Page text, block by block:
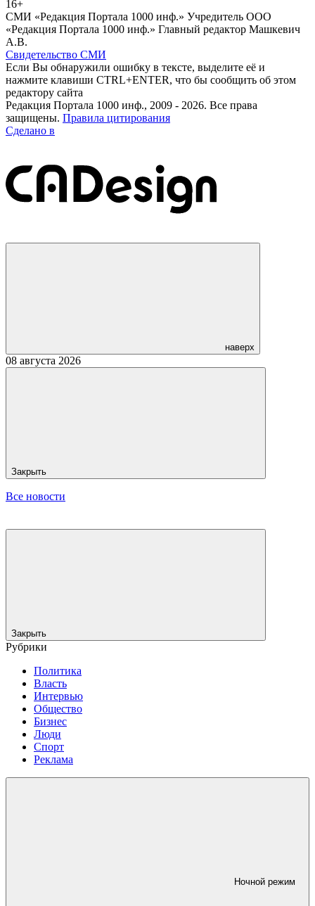
16+
СМИ «Редакция Портала 1000 инф.» Учредитель ООО
«Редакция Портала 1000 инф.» Главный редактор Машкевич
А.В.
Свидетельство СМИ
Если Вы обнаружили ошибку в тексте, выделите её и
нажмите клавиши CTRL+ENTER, что бы сообщить об этом
редактору сайта
Редакция Портала 1000 инф., 2009 - 2026. Все права
защищены. Правила цитирования
Сделано в
наверх
08 августа 2026
Закрыть
Все новости
Закрыть
Рубрики
Политика
Власть
Интервью
Общество
Бизнес
Люди
Спорт
Реклама
Ночной режим